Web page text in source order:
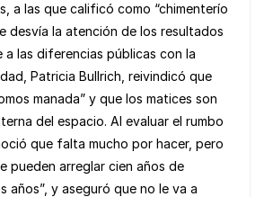
a las que calificó como “chimenterío
desvía la atención de los resultados
a las diferencias públicas con la
Patricia Bullrich, reivindicó que
manada” y que los matices son
del espacio. Al evaluar el rumbo
que falta mucho por hacer, pero
pueden arreglar cien años de
años”, y aseguró que no le va a